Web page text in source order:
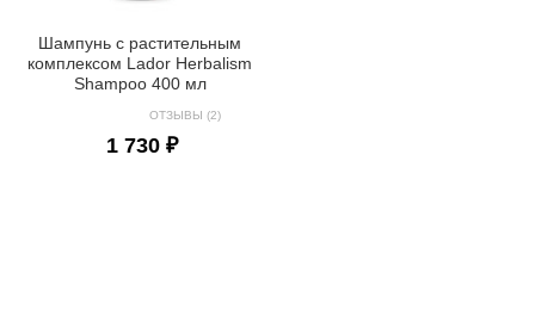
Шампунь с растительным
комплексом Lador Herbalism
Shampoo 400 мл
ОТЗЫВЫ (2)
1 730 ₽